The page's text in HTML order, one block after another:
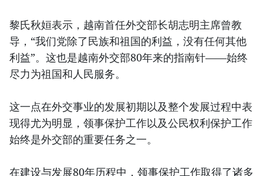
黎氏秋姮表示，越南首任外交部长胡志明主席曾教
导，“我们党除了民族和祖国的利益，没有任何其他
利益”。这也是越南外交部80年来的指南针——始终
尽力为祖国和人民服务。
这一点在外交事业的发展初期以及整个发展过程中表
现得尤为明显，领事保护工作以及公民权利保护工作
始终是外交部的重要任务之一。
在建设与发展80年历程中，领事保护工作取得了诸多